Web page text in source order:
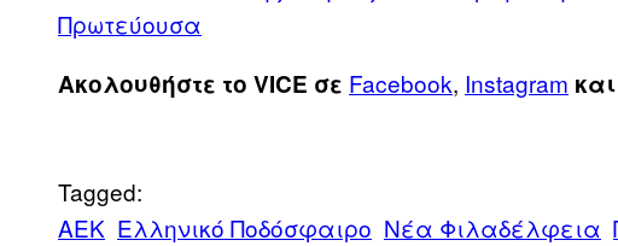
Πρωτεύουσα
Ακολουθήστε το VICE σε Facebook, Instagram και
Tagged:
AEK Ελληνικό Ποδόσφαιρο Νέα Φιλαδέλφεια